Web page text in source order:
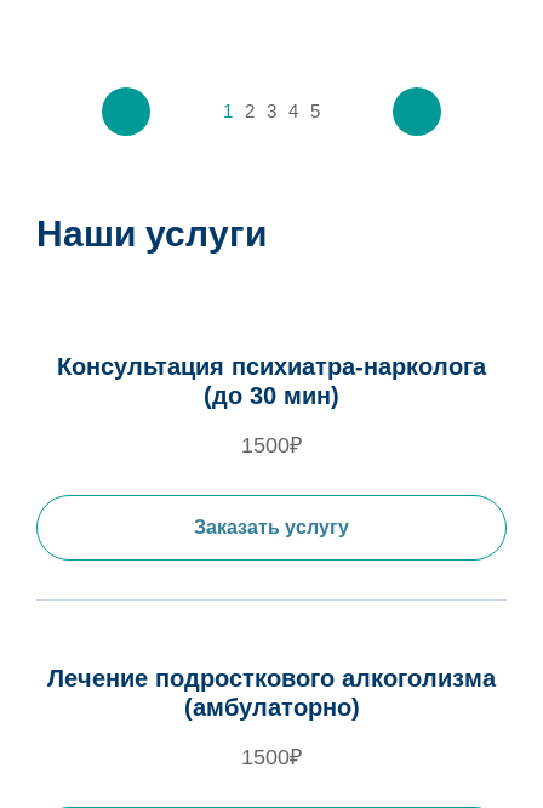
1 2 3 4 5
Наши услуги
Консультация психиатра-нарколога
(до 30 мин)
1500₽
Заказать услугу
Лечение подросткового алкоголизма
(амбулаторно)
1500₽